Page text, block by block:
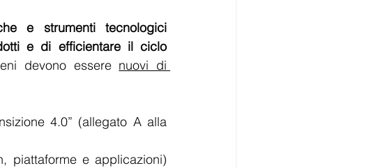
e strumenti tecnologici
e di efficientare il ciclo
devono essere nuovi di
4.0” (allegato A alla
piattaforme e applicazioni)